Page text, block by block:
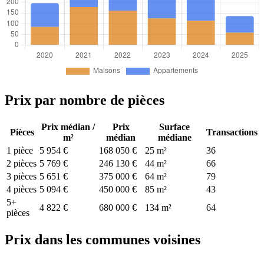
Prix par nombre de pièces
Pièces
Prix médian /
m²
Prix
médian
Surface
médiane
Transactions
1 pièce
5 954 € 168 050 € 25 m²
36
2 pièces 5 769 € 246 130 € 44 m²
66
3 pièces 5 651 € 375 000 € 64 m²
79
4 pièces 5 094 € 450 000 € 85 m²
43
5+
pièces
4 822 € 680 000 € 134 m² 64
Prix dans les communes voisines